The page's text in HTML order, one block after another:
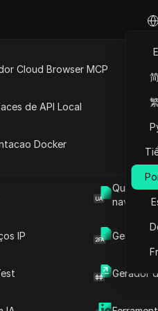
Qual é o
IP Gerador
Gerador
Cloud Browser MCP
de API Local
Docker
para
Fazer perguntas
Abrir no ChatGPT
Fazer perguntas
Abrir no Claude
Fazer perguntas